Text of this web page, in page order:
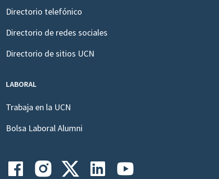
Directorio telefónico
Directorio de redes sociales
Directorio de sitios UCN
LABORAL
Trabaja en la UCN
Bolsa Laboral Alumni